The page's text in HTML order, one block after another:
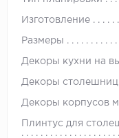
Изготовление
Размеры
Декоры кухни на
Декоры столешниц
Декоры корпусов
Плинтус для